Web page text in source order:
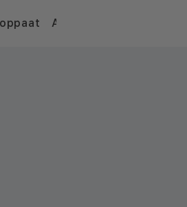
Artikkelit